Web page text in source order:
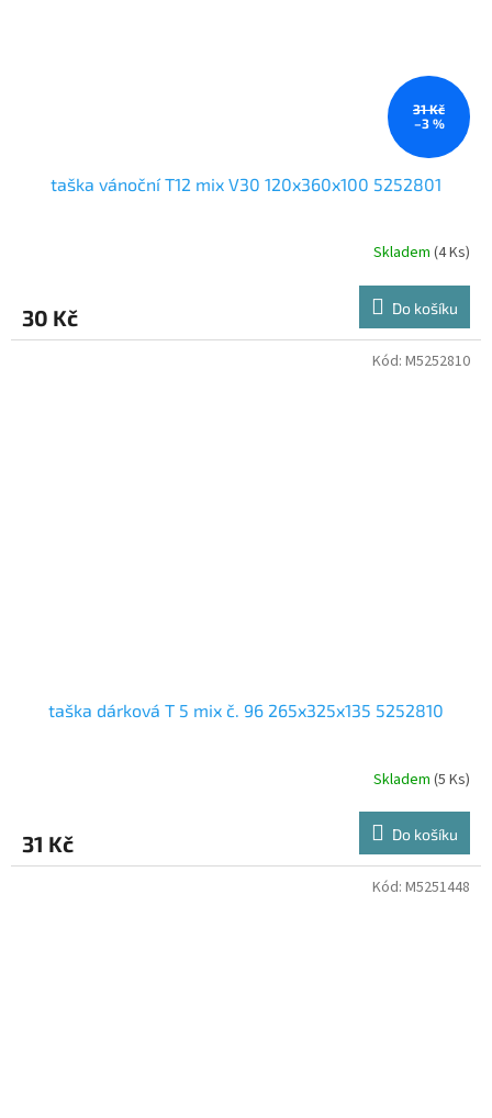
31 Kč
–3 %
taška vánoční T12 mix V30 120x360x100 5252801
Skladem (4 Ks)
30 Kč Do košíku
taška dárková T 5 mix č. 96 265x325x135 5252810
Skladem (5 Ks)
31 Kč Do košíku
Kód: M5252810
Kód: M5251448